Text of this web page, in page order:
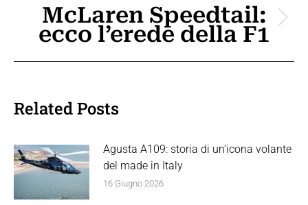
Prossimo
post:
McLaren Speedtail:
ecco l’erede della F1
Related Posts
Agusta A109: storia di un’icona volante
del made in Italy
16 Giugno 2026